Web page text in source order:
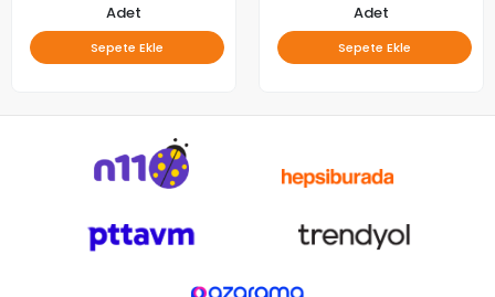
Adet
Sepete Ekle
Adet
Sepete Ekle